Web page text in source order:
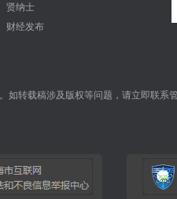
贤纳士
财经发布
转载稿涉及版权等问题，请立即联系